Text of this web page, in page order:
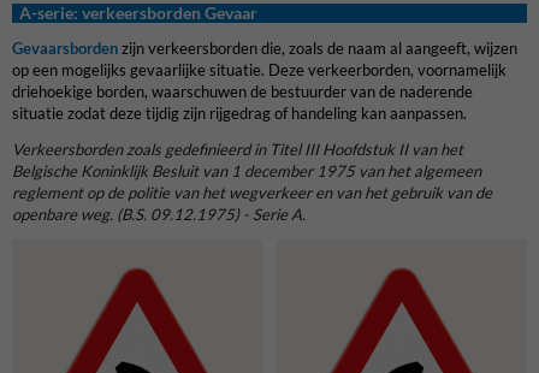
A-serie: verkeersborden Gevaar
Gevaarsbordenzijn verkeersborden die, zoals de naam al aangeeft, wijzen
op een mogelijks gevaarlijke situatie. Deze verkeerborden, voornamelijk
driehoekige borden, waarschuwen de bestuurder van de naderende
situatie zodat deze tijdig zijn rijgedrag of handeling kan aanpassen.
Verkeersborden zoals gedefinieerd in Titel III Hoofdstuk II van het
Belgische Koninklijk Besluit van 1 december 1975 van het algemeen
reglement op de politie van het wegverkeer en van het gebruik van de
openbare weg. (B.S. 09.12.1975) - Serie A.